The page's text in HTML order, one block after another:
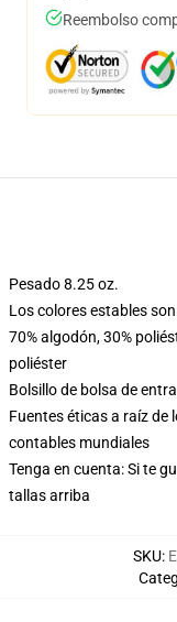
Reembolso
Pesado 8.25 oz.
Los colores estables
70% algodón, 30%
poliéster
Bolsillo de bolsa de
Fuentes éticas a raíz
contables mundiales
Tenga en cuenta: Si te
tallas arriba
SKU: